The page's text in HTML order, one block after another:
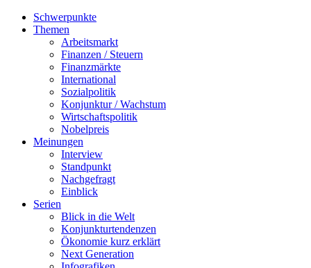
Schwerpunkte
Themen
Arbeitsmarkt
Finanzen / Steuern
Finanzmärkte
International
Sozialpolitik
Konjunktur / Wachstum
Wirtschaftspolitik
Nobelpreis
Meinungen
Interview
Standpunkt
Nachgefragt
Einblick
Serien
Blick in die Welt
Konjunkturtendenzen
Ökonomie kurz erklärt
Next Generation